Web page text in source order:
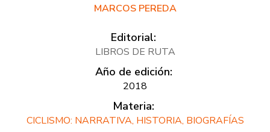
MARCOS PEREDA
Editorial:
LIBROS DE RUTA
Año de edición:
2018
Materia:
CICLISMO: NARRATIVA, HISTORIA, BIOGRAFÍAS